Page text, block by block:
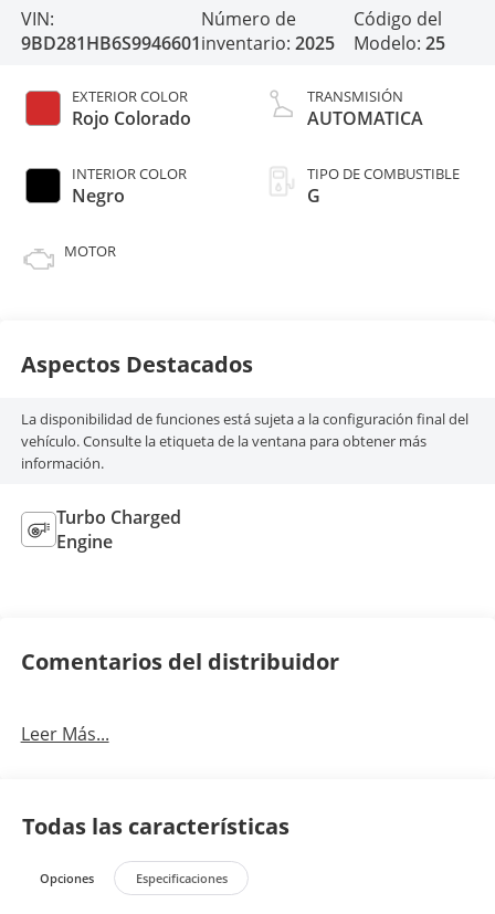
VIN:
9BD281HB6S9946601
Número de
inventario: 2025
Código del
Modelo: 25
EXTERIOR COLOR
Rojo Colorado
INTERIOR COLOR
Negro
MOTOR
TRANSMISIÓN
AUTOMATICA
TIPO DE COMBUSTIBLE
G
Aspectos Destacados
La disponibilidad de funciones está sujeta a la configuración final del
vehículo. Consulte la etiqueta de la ventana para obtener más
información.
Turbo Charged
Engine
Comentarios del distribuidor
Leer Más...
Todas las características
Opciones Especificaciones